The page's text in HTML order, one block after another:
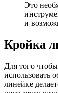
Это
и
Кройка
Для того
использовать
линейке